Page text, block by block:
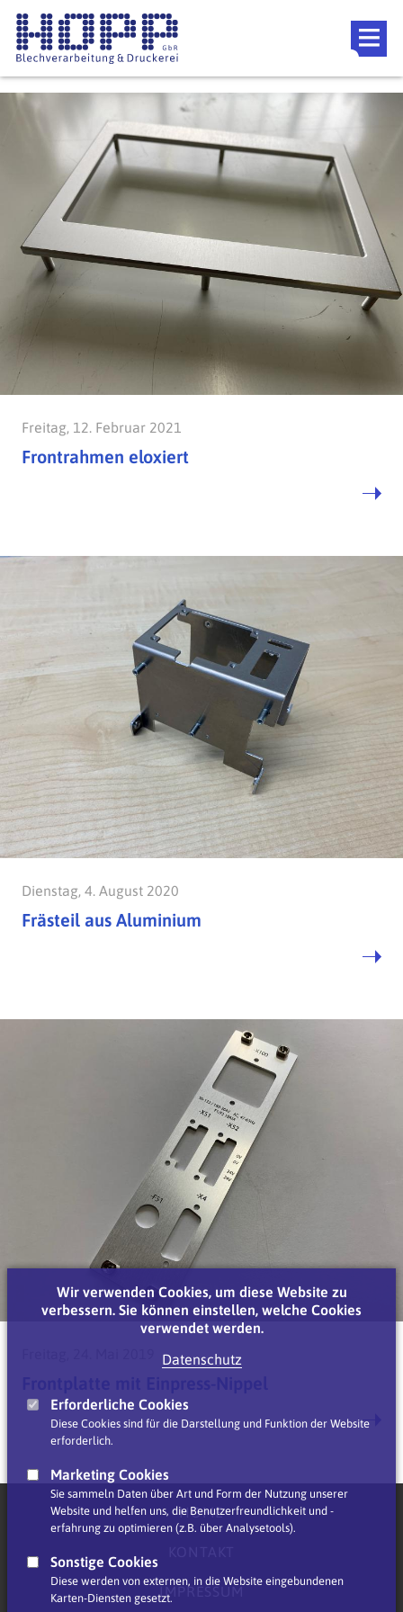
Wir verwenden Cookies, um diese Website zu
verbessern. Sie können einstellen, welche Cookies
verwendet werden.
Datenschutz
Erforderliche Cookies
Diese Cookies sind für die Darstellung und Funktion der Website
erforderlich.
Marketing Cookies
Sie sammeln Daten über Art und Form der Nutzung unserer
Website und helfen uns, die Benutzerfreundlichkeit und -
erfahrung zu optimieren (z.B. über Analysetools).
Sonstige Cookies
Diese werden von externen, in die Website eingebundenen
Karten-Diensten gesetzt.
Direkt zum Inhalt
Freitag, 12. Februar 2021
Frontrahmen eloxiert
Dienstag, 4. August 2020
Frästeil aus Aluminium
HOME
IMPRESSUM